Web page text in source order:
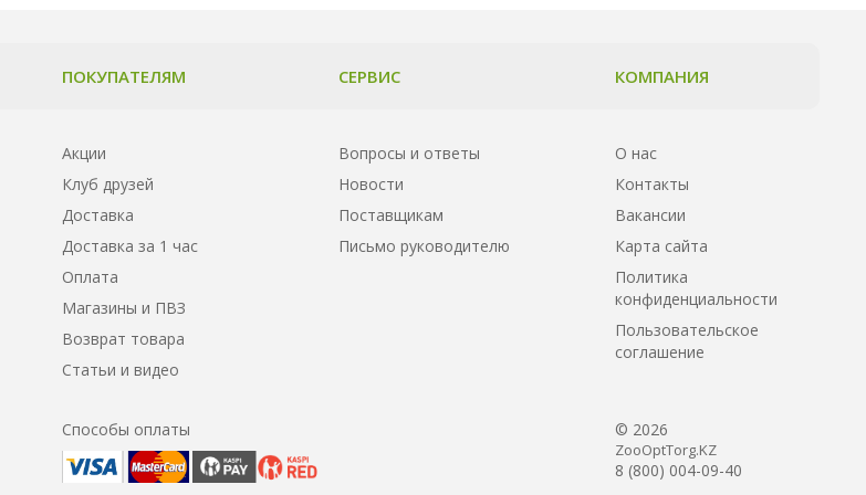
ПОКУПАТЕЛЯМ
Акции
Клуб друзей
Доставка
Доставка за 1 час
Оплата
Магазины и ПВЗ
Возврат товара
Статьи и видео
СЕРВИС
Вопросы и ответы
Новости
Поставщикам
Письмо руководителю
КОМПАНИЯ
О нас
Контакты
Вакансии
Карта сайта
Политика
конфиденциальности
Пользовательское
соглашение
Способы оплаты © 2026
ZooOptTorg.KZ
8 (800) 004-09-40